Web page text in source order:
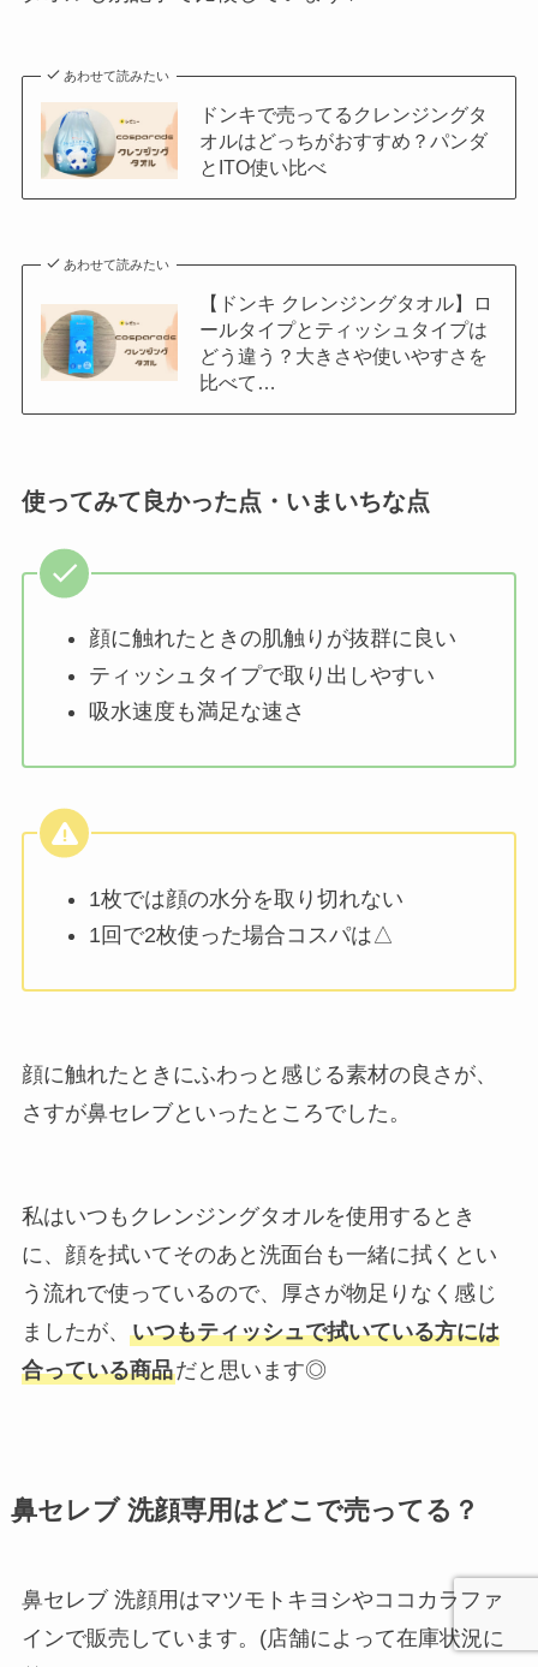
あわせて読みたい
ドンキで売ってるクレンジングタ
オルはどっちがおすすめ？パンダ
とITO使い比べ
あわせて読みたい
【ドンキ クレンジングタオル】ロ
ールタイプとティッシュタイプは
どう違う？大きさや使いやすさを
比べて…
使ってみて良かった点・いまいちな点
顔に触れたときの肌触りが抜群に良い
ティッシュタイプで取り出しやすい
吸水速度も満足な速さ
1枚では顔の水分を取り切れない
1回で2枚使った場合コスパは△
顔に触れたときにふわっと感じる素材の良さが、
さすが鼻セレブといったところでした。
私はいつもクレンジングタオルを使用するとき
に、顔を拭いてそのあと洗面台も一緒に拭くとい
う流れで使っているので、厚さが物足りなく感じ
ましたが、 いつもティッシュで拭いている方には
合っている商品だと思います◎
鼻セレブ 洗顔専用はどこで売ってる？
鼻セレブ 洗顔用はマツモトキヨシやココカラファ
インで販売しています。(店舗によって在庫状況に